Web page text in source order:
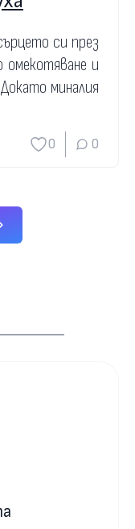
си през
омекотяване и
миналия
0 0